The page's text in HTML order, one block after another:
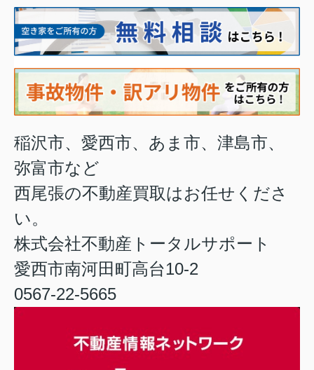
稲沢市、愛西市、あま市、津島市、
弥富市など
西尾張の不動産買取はお任せくださ
い。
株式会社不動産トータルサポート
愛西市南河田町高台10-2
0567-22-5665